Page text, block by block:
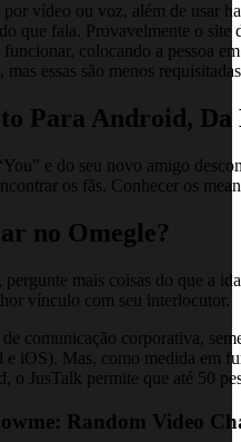
vídeo ou voz, além de usar
que fala. Provavelmente o
colocando a pessoa
essas são menos
Para Android, Da
e do seu novo amigo
os fãs. Conhecer os
no Omegle?
mais coisas do que a
vínculo com seu interlocutor.
comunicação corporativa,
iOS). Mas, como medida em
o JusTalk permite que até 50
Random Video